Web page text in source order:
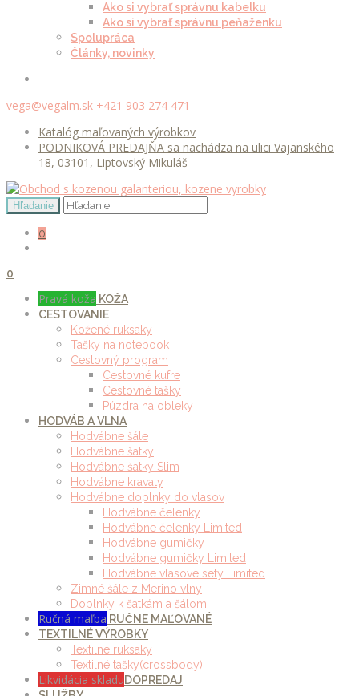
Ako si vybrať správnu kabelku
Ako si vybrať správnu peňaženku
Spolupráca
Články, novinky
vega@vegalm.sk +421 903 274 471
Katalóg maľovaných výrobkov
PODNIKOVÁ PREDAJŇA sa nachádza na ulici Vajanského
18, 03101, Liptovský Mikuláš
0
0
Pravá koža KOŽA
CESTOVANIE
Kožené ruksaky
Tašky na notebook
Cestovný program
Cestovné kufre
Cestovné tašky
Púzdra na obleky
HODVÁB A VLNA
Hodvábne šále
Hodvábne šatky
Hodvábne šatky Slim
Hodvábne kravaty
Hodvábne doplnky do vlasov
Hodvábne čelenky
Hodvábne čelenky Limited
Hodvábne gumičky
Hodvábne gumičky Limited
Hodvábne vlasové sety Limited
Zimné šále z Merino vlny
Doplnky k šatkám a šálom
Ručná maľba RUČNE MAĽOVANÉ
TEXTILNÉ VÝROBKY
Textilné ruksaky
Textilné tašky(crossbody)
Likvidácia skladuDOPREDAJ